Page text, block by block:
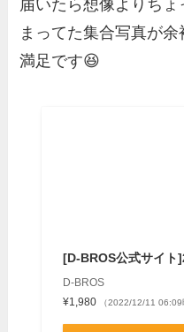
届いたら想像よりち
まってた集合写真が
満足です😆
[D-BROS公式サイト
D-BROS
¥1,980
（2022/12/11 06:09